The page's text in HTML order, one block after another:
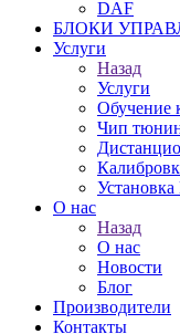
DAF
БЛОКИ
Услуги
Назад
Услуги
Обучение
Чип
О нас
Назад
О нас
Новости
Блог
Производители
Контакты